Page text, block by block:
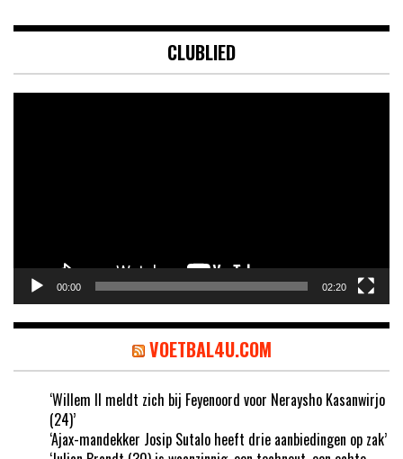
CLUBLIED
00:00 02:20
VOETBAL4U.COM
‘Willem II meldt zich bij Feyenoord voor Neraysho Kasanwirjo
(24)’
‘Ajax-mandekker Josip Sutalo heeft drie aanbiedingen op zak’